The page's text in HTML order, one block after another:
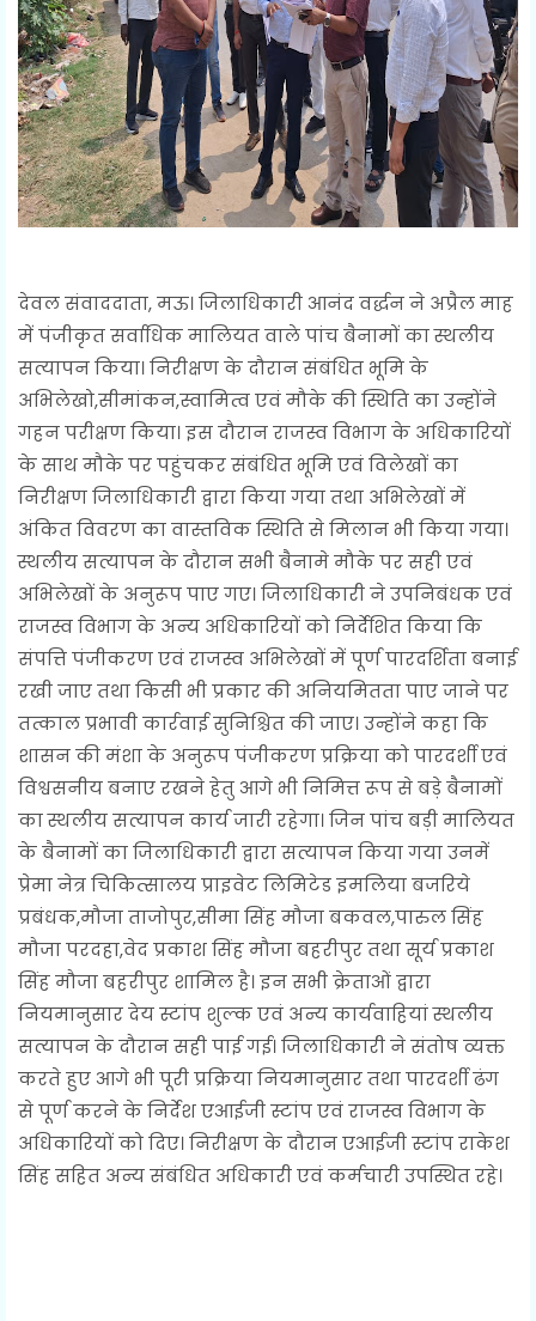
देवल संवाददाता, मऊ। जिलाधिकारी आनंद वर्द्धन ने अप्रैल माह
में पंजीकृत सर्वाधिक मालियत वाले पांच बैनामों का स्थलीय
सत्यापन किया। निरीक्षण के दौरान संबंधित भूमि के
अभिलेखो,सीमांकन,स्वामित्व एवं मौके की स्थिति का उन्होंने
गहन परीक्षण किया। इस दौरान राजस्व विभाग के अधिकारियों
के साथ मौके पर पहुंचकर संबंधित भूमि एवं विलेखों का
निरीक्षण जिलाधिकारी द्वारा किया गया तथा अभिलेखों में
अंकित विवरण का वास्तविक स्थिति से मिलान भी किया गया।
स्थलीय सत्यापन के दौरान सभी बैनामे मौके पर सही एवं
अभिलेखों के अनुरूप पाए गए। जिलाधिकारी ने उपनिबंधक एवं
राजस्व विभाग के अन्य अधिकारियों को निर्देशित किया कि
संपत्ति पंजीकरण एवं राजस्व अभिलेखों में पूर्ण पारदर्शिता बनाई
रखी जाए तथा किसी भी प्रकार की अनियमितता पाए जाने पर
तत्काल प्रभावी कार्रवाई सुनिश्चित की जाए। उन्होंने कहा कि
शासन की मंशा के अनुरूप पंजीकरण प्रक्रिया को पारदर्शी एवं
विश्वसनीय बनाए रखने हेतु आगे भी निमित्त रूप से बड़े बैनामों
का स्थलीय सत्यापन कार्य जारी रहेगा। जिन पांच बड़ी मालियत
के बैनामों का जिलाधिकारी द्वारा सत्यापन किया गया उनमें
प्रेमा नेत्र चिकित्सालय प्राइवेट लिमिटेड इमलिया बजरिये
प्रबंधक,मौजा ताजोपुर,सीमा सिंह मौजा बकवल,पारुल सिंह
मौजा परदहा,वेद प्रकाश सिंह मौजा बहरीपुर तथा सूर्य प्रकाश
सिंह मौजा बहरीपुर शामिल है। इन सभी क्रेताओं द्वारा
नियमानुसार देय स्टांप शुल्क एवं अन्य कार्यवाहियां स्थलीय
सत्यापन के दौरान सही पाई गई। जिलाधिकारी ने संतोष व्यक्त
करते हुए आगे भी पूरी प्रक्रिया नियमानुसार तथा पारदर्शी ढंग
से पूर्ण करने के निर्देश एआईजी स्टांप एवं राजस्व विभाग के
अधिकारियों को दिए। निरीक्षण के दौरान एआईजी स्टांप राकेश
सिंह सहित अन्य संबंधित अधिकारी एवं कर्मचारी उपस्थित रहे।